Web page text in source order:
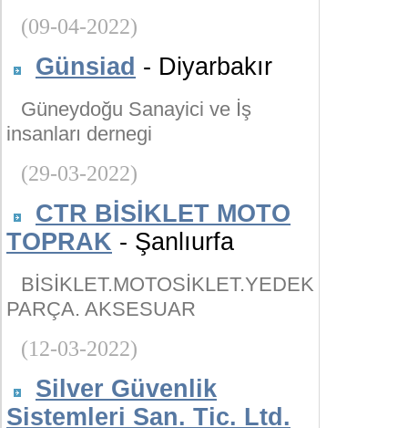
(09-04-2022)
Günsiad - Diyarbakır
Güneydoğu Sanayici ve İş
insanları dernegi
(29-03-2022)
CTR BİSİKLET MOTO
TOPRAK - Şanlıurfa
BİSİKLET.MOTOSİKLET.YEDEK
PARÇA. AKSESUAR
(12-03-2022)
Silver Güvenlik
Sistemleri San. Tic. Ltd.